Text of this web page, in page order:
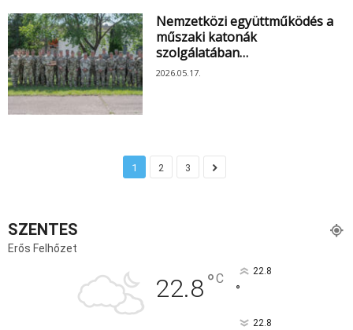
Nemzetközi együttműködés a
műszaki katonák
szolgálatában…
2026.05.17.
1 2 3
SZENTES
Erős Felhőzet
22.8°C 22.8
°
22.8